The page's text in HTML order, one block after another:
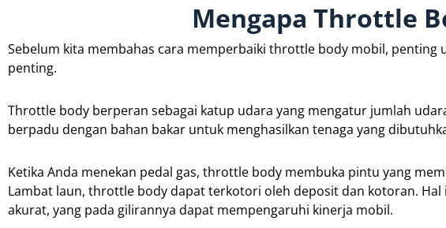
Mengapa Throttle
Sebelum kita membahas cara memperbaiki throttle body mobil,
penting.
Throttle body berperan sebagai katup udara yang mengatur jumlah
berpadu dengan bahan bakar untuk menghasilkan tenaga yang
Ketika Anda menekan pedal gas, throttle body membuka pintu yang
Lambat laun, throttle body dapat terkotori oleh deposit dan kotoran.
akurat, yang pada gilirannya dapat mempengaruhi kinerja mobil.